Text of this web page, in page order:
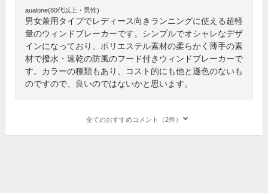
aualone(80代以上・男性)
男女兼用タイプでレディース向きランニングに使える超軽
量のウィンドブレーカーです。シンプルでオシャレなデザ
インになっており、ポリエステル素材の柔らかく薄手の素
材で撥水・速乾の防風のフード付きウィンドブレーカーで
す。カラーの種類もあり、コスト的にも他と遜色のないも
のですので、良いのではないかと思います。
全てのおすすめコメント（2件）